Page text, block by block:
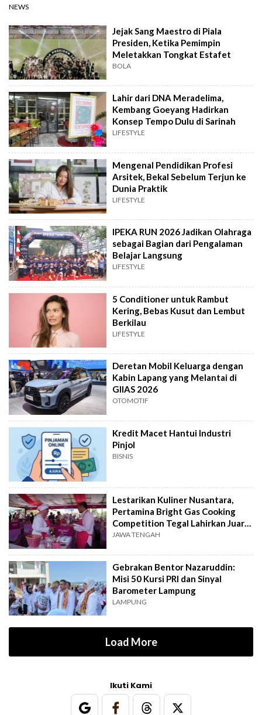
NEWS
Jejak Sang Maestro di Piala
Presiden, Ketika Pemimpin
Meletakkan Tongkat Estafet
BOLA
Lahir dari DNA Meradelima,
Kembang Goeyang Hadirkan
Konsep Tempo Dulu di Sarinah
LIFESTYLE
Mengenal Pendidikan Profesi
Arsitek, Bekal Sebelum Terjun ke
Dunia Praktik
LIFESTYLE
IPEKA RUN 2026 Jadikan Olahraga
sebagai Bagian dari Pengalaman
Belajar Langsung
LIFESTYLE
5 Conditioner untuk Rambut
Kering, Bebas Kusut dan Lembut
Berkilau
LIFESTYLE
Deretan Mobil Keluarga dengan
Kabin Lapang yang Melantai di
GIIAS 2026
OTOMOTIF
Kredit Macet Hantui Industri
Pinjol
BISNIS
Lestarikan Kuliner Nusantara,
Pertamina Bright Gas Cooking
Competition Tegal Lahirkan Juara
Baru
JAWA TENGAH
Gebrakan Bentor Nazaruddin:
Misi 50 Kursi PRI dan Sinyal
Barometer Lampung
LAMPUNG
Load More
Ikuti Kami